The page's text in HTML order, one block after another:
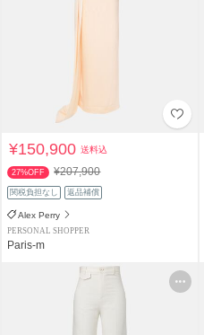
¥150,900送料込
27%OFF ¥207,900
関税負担なし 返品補償
Alex Perry
PERSONAL SHOPPER
Paris-m